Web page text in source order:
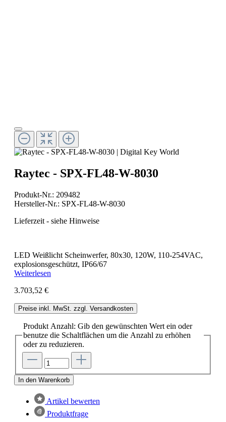
Raytec - SPX-FL48-W-8030
Produkt-Nr.: 209482
Hersteller-Nr.: SPX-FL48-W-8030
Lieferzeit - siehe Hinweise
LED Weißlicht Scheinwerfer, 80x30, 120W, 110-254VAC,
explosionsgeschützt, IP66/67
Weiterlesen
3.703,52 €
Preise inkl. MwSt. zzgl. Versandkosten
Produkt Anzahl: Gib den gewünschten Wert ein oder
benutze die Schaltflächen um die Anzahl zu erhöhen
oder zu reduzieren.
In den Warenkorb
Artikel bewerten
Produktfrage